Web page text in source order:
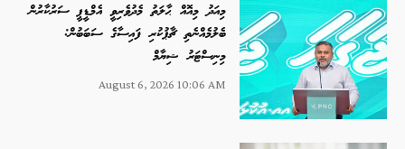
މިއަދު މިއޮއް ޙާލަތު މެދުވެރިވީ އެމްޑީޕީ ސަރުކާރުން
ބެލުމެއްނެތި ޗާޕުކުރި ފައިސާގެ ސަބަބުން:
މިނިސްޓަރު ޝިޔާމް
August 6, 2026 10:06 AM